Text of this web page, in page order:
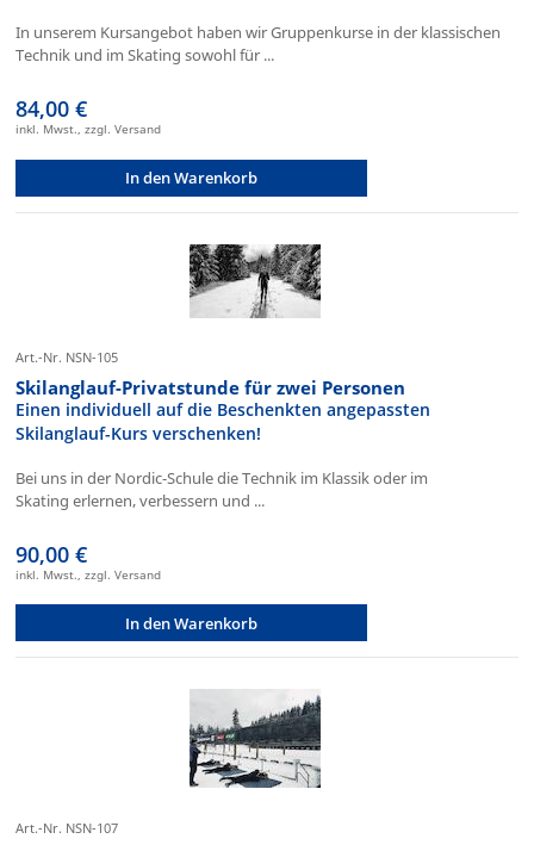
In unserem Kursangebot haben wir Gruppenkurse in der klassischen
Technik und im Skating sowohl für ...
84,00 €
inkl. Mwst., zzgl. Versand
In den Warenkorb
Art.-Nr. NSN-105
Skilanglauf-Privatstunde für zwei Personen
Einen individuell auf die Beschenkten angepassten
Skilanglauf-Kurs verschenken!
Bei uns in der Nordic-Schule die Technik im Klassik oder im
Skating erlernen, verbessern und ...
90,00 €
inkl. Mwst., zzgl. Versand
In den Warenkorb
Art.-Nr. NSN-107